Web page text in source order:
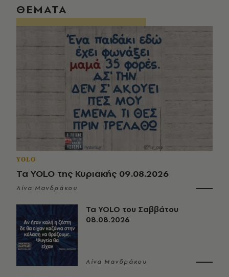
ΘΕΜΑΤΑ
YOLO
Τα YOLO της Κυριακής 09.08.2026
Λίνα Μανδράκου
Τα YOLO του Σαββάτου
08.08.2026
Λίνα Μανδράκου